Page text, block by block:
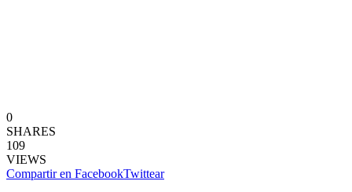
0
SHARES
109
VIEWS
Compartir en FacebookTwittear